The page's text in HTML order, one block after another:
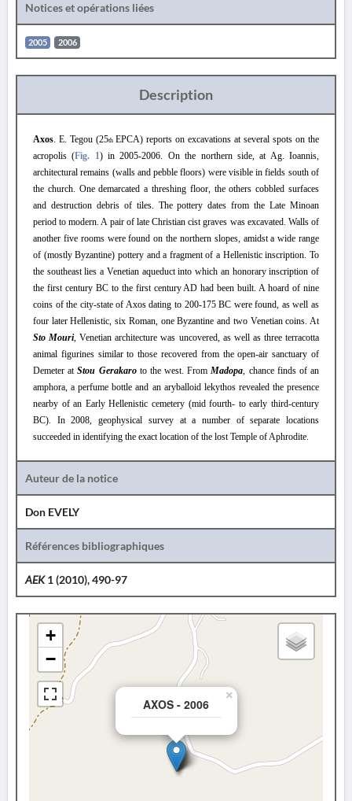
Notices et opérations liées
2005 2006
Description
Axos. E. Tegou (25th EPCA) reports on excavations at several spots on the
acropolis (Fig. 1) in 2005-2006. On the northern side, at Ag. Ioannis,
architectural remains (walls and pebble floors) were visible in fields south of
the church. One demarcated a threshing floor, the others cobbled surfaces
and destruction debris of tiles. The pottery dates from the Late Minoan
period to modern. A pair of late Christian cist graves was excavated. Walls of
another five rooms were found on the northern slopes, amidst a wide range
of (mostly Byzantine) pottery and a fragment of a Hellenistic inscription. To
the southeast lies a Venetian aqueduct into which an honorary inscription of
the first century BC to the first century AD had been built. A hoard of nine
coins of the city-state of Axos dating to 200-175 BC were found, as well as
four later Hellenistic, six Roman, one Byzantine and two Venetian coins. At
Sto Mouri, Venetian architecture was uncovered, as well as three terracotta
animal figurines similar to those recovered from the open-air sanctuary of
Demeter atStou Gerakaroto the west. FromMadopa, chance finds of an
amphora, a perfume bottle and an aryballoid lekythos revealed the presence
nearby of an Early Hellenistic cemetery (mid fourth- to early third-century
BC). In 2008, geophysical survey at a number of separate locations
succeeded in identifying the exact location of the lost Temple of Aphrodite.
Auteur de la notice
Don EVELY
Références bibliographiques
AEK1 (2010), 490-97
AXOS - 2006
×
+
−